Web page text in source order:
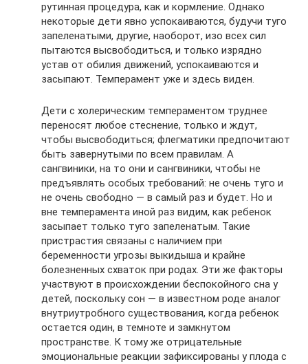
рутинная процедура, как и кормление. Однако
некоторые дети явно успокаиваются, будучи туго
запеленатыми, другие, наоборот, изо всех сил
пытаются высвободиться, и только изрядно
устав от обилия движений, успокаиваются и
засыпают. Темперамент уже и здесь виден.
Дети с холерическим темпераментом труднее
переносят любое стеснение, только и ждут,
чтобы высвободиться; флегматики предпочитают
быть завернутыми по всем правилам. А
сангвиники, на то они и сангвиники, чтобы не
предъявлять особых требований: не очень туго и
не очень свободно — в самый раз и будет. Но и
вне темперамента иной раз видим, как ребенок
засыпает только туго запеленатым. Такие
пристрастия связаны с наличием при
беременности угрозы выкидыша и крайне
болезненных схваток при родах. Эти же факторы
участвуют в происхождении беспокойного сна у
детей, поскольку сон — в известном роде аналог
внутриутробного существования, когда ребенок
остается один, в темноте и замкнутом
пространстве. К тому же отрицательные
эмоциональные реакции зафиксированы у плода с